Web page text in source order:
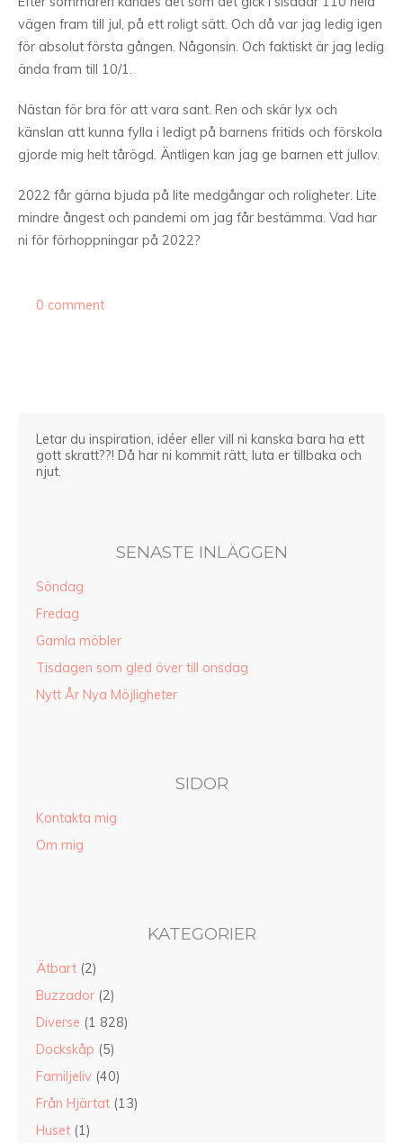
vägen fram till jul, på ett roligt sätt. Och då var jag ledig igen
för absolut första gången. Någonsin. Och faktiskt är jag ledig
ända fram till 10/1.
Nästan för bra för att vara sant. Ren och skär lyx och
känslan att kunna fylla i ledigt på barnens fritids och förskola
gjorde mig helt tårögd. Äntligen kan jag ge barnen ett jullov.
2022 får gärna bjuda på lite medgångar och roligheter. Lite
mindre ångest och pandemi om jag får bestämma. Vad har
ni för förhoppningar på 2022?
0 comment
Letar du inspiration, idéer eller vill ni kanska bara ha ett
gott skratt??! Då har ni kommit rätt, luta er tillbaka och
njut.
SENASTE INLÄGGEN
Söndag
Fredag
Gamla möbler
Tisdagen som gled över till onsdag
Nytt År Nya Möjligheter
SIDOR
Kontakta mig
Om mig
KATEGORIER
Ätbart (2)
Buzzador (2)
Diverse (1 828)
Dockskåp (5)
Familjeliv (40)
Från Hjärtat (13)
Huset (1)